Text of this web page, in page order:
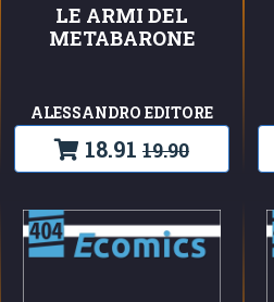
LE ARMI DEL
METABARONE
ALESSANDRO EDITORE
18.91 19.90